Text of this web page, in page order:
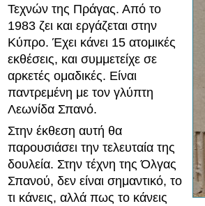
Τεχνών της Πράγας. Από το
1983 ζει και εργάζεται στην
Κύπρο. Έχει κάνει 15 ατομικές
εκθέσεις, και συμμετείχε σε
αρκετές ομαδικές. Είναι
παντρεμένη με τον γλύπτη
Λεωνίδα Σπανό.
Στην έκθεση αυτή θα
παρουσιάσει την τελευταία της
δουλεία. Στην τέχνη της Όλγας
Σπανού, δεν είναι σημαντικό, το
τι κάνεις, αλλά πως το κάνεις